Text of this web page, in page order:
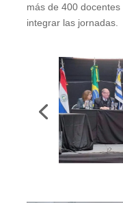
más de 400
integrar las jornadas.